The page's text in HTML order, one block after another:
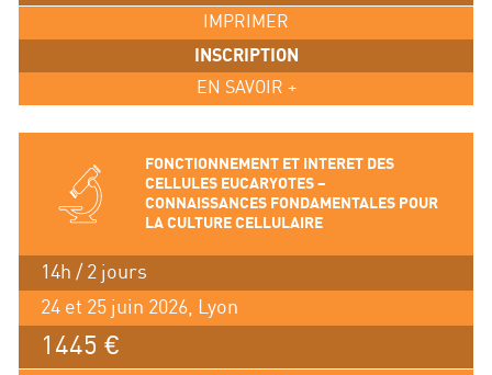
IMPRIMER
INSCRIPTION
EN SAVOIR +
FONCTIONNEMENT ET INTERET DES
CELLULES EUCARYOTES –
CONNAISSANCES FONDAMENTALES POUR
LA CULTURE CELLULAIRE
14h / 2 jours
24 et 25 juin 2026, Lyon
1445 €